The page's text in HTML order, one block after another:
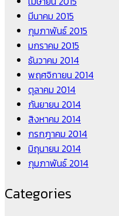
มีนาคม 2015
กุมภาพันธ์ 2015
มกราคม 2015
ธันวาคม 2014
พฤศจิกายน 2014
ตุลาคม 2014
กันยายน 2014
สิงหาคม 2014
กรกฎาคม 2014
มิถุนายน 2014
กุมภาพันธ์ 2014
Categories